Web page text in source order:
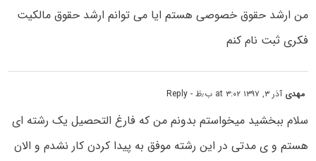
من ارشد حقوق خصوصی هستم ایا می توانم ارشد حقوق مالکیت
فکری ثبت نام کنم
مهدی آذر ۳, ۱۳۹۷ at ۳:۰۲ ب٫ظ - Reply
سلام ببخشید میخواستم بدونم من که فارغ التحصیل یک رشته ای
هستم و ی مدتی در این رشته موفق به پیدا کردن کار نشدم و الان